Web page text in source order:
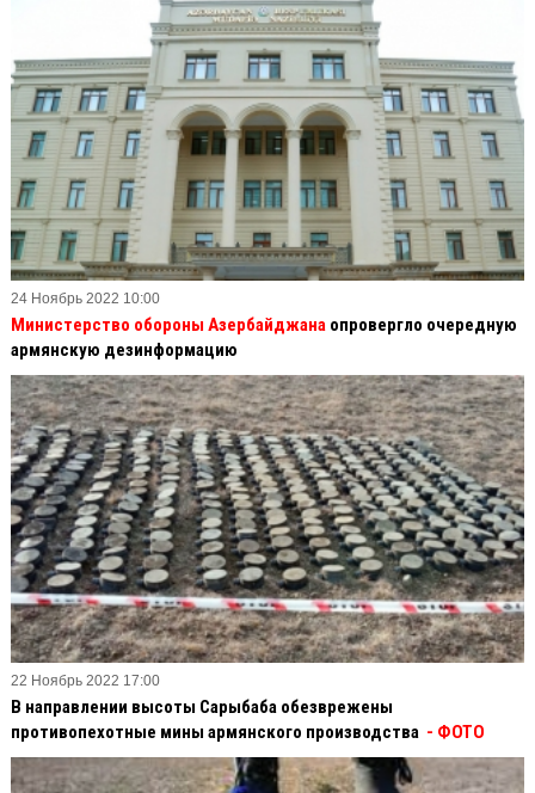
24 Ноябрь 2022 10:00
Министерство обороны Азербайджана опровергло очередную
армянскую дезинформацию
22 Ноябрь 2022 17:00
В направлении высоты Сарыбаба обезврежены
противопехотные мины армянского производства - ФОТО